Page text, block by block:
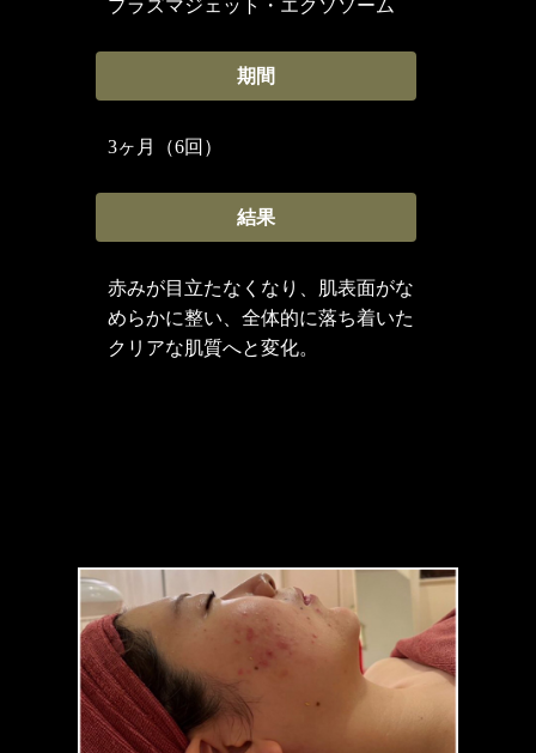
プラズマジェット・エクソソーム
期間
3ヶ月（6回）
結果
赤みが目立たなくなり、肌表面がな
めらかに整い、全体的に落ち着いた
クリアな肌質へと変化。